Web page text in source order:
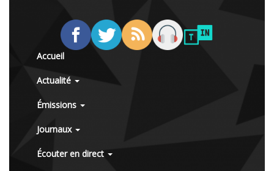
Accueil
Actualité
Émissions
Journaux
Écouter en direct